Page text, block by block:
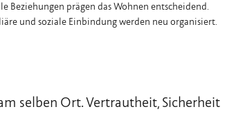
Beziehungen prägen das Wohnen entscheidend.
und soziale Einbindung werden neu organisiert.
selben Ort. Vertrautheit, Sicherheit